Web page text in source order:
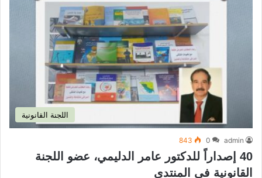
اللجنة القانونية
admin
0
843
40 إصداراً للدكتور عامر الدليمي، عضو اللجنة
القانونية في المنتدى